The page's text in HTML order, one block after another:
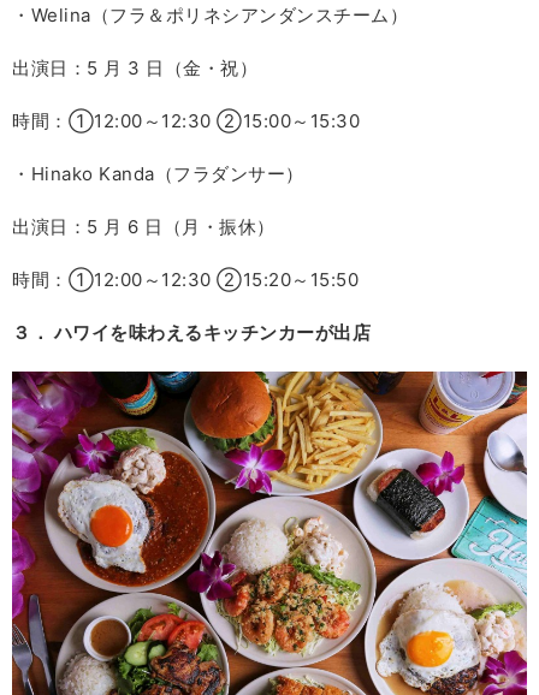
・Welina（フラ＆ポリネシアンダンスチーム）
出演日：5 月 3 日（金・祝）
時間：①12:00～12:30 ②15:00～15:30
・Hinako Kanda（フラダンサー）
出演日：5 月 6 日（月・振休）
時間：①12:00～12:30 ②15:20～15:50
３． ハワイを味わえるキッチンカーが出店